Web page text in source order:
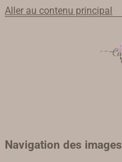
Aller au contenu principal
Navigation des images